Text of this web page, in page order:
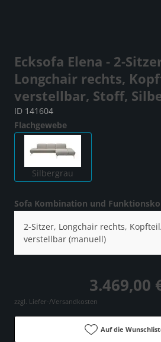
Ecksofa Elena - 2-
Longchair rechts,
verstellbar, Stoff,
ID 141604
Flachgewebe
Silbergrau
Sofa Kombination und
2-Sitzer, Longchair rechts,
verstellbar (manuell)
3.469,00
zzgl. Liefer-/Versandkosten
Auf die